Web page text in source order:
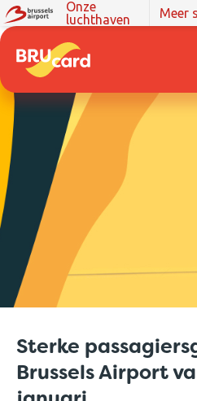
Onze
luchthaven
Meer
Sterke
Brussels Airport